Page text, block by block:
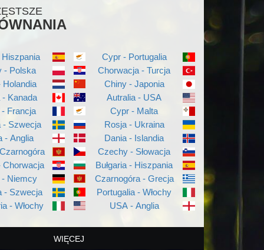
- Polska
Holandia
- Kanada
Francja
- Szwecja
- Anglia
Chorwacja
- Niemcy
- Szwecja
- Włochy
Cypr - Portugalia
Chorwacja - Turcja
Chiny - Japonia
Autralia - USA
Cypr - Malta
Rosja - Ukraina
Dania - Islandia
Czechy - Słowacja
Bułgaria - Hiszpania
Czarnogóra - Grecja
Portugalia - Włochy
USA - Anglia
WIĘCEJ